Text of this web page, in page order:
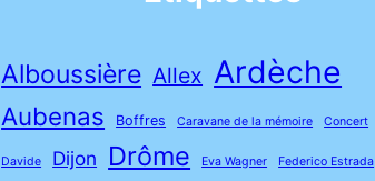
Alboussière Allex Ardèche
Aubenas Boffres Caravane de la mémoire Concert
Davide Dijon Drôme Eva Wagner Federico Estrada